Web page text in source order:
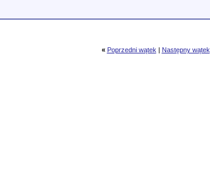
« Poprzedni wątek | Następny wątek